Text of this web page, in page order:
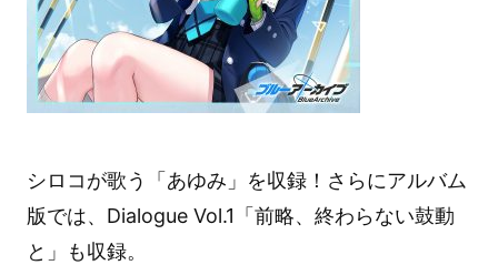
シロコが歌う「あゆみ」を収録！さらにアルバム
版では、Dialogue Vol.1「前略、終わらない鼓動
と」も収録。